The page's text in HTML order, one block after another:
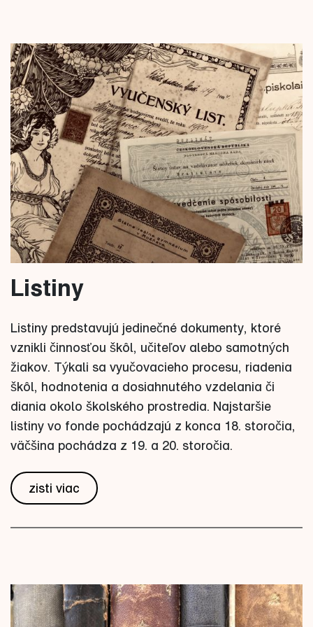
Listiny
Listiny predstavujú jedinečné dokumenty, ktoré
vznikli činnosťou škôl, učiteľov alebo samotných
žiakov. Týkali sa vyučovacieho procesu, riadenia
škôl, hodnotenia a dosiahnutého vzdelania či
diania okolo školského prostredia. Najstaršie
listiny vo fonde pochádzajú z konca 18. storočia,
väčšina pochádza z 19. a 20. storočia.
zisti viac